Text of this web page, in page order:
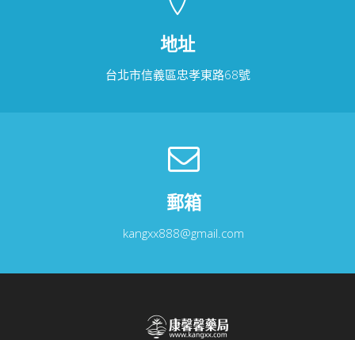
地址
台北市信義區忠孝東路68號
郵箱
kangxx888@gmail.com